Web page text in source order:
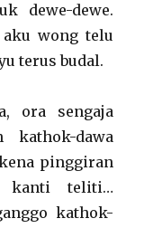
dewe-dewe.
aku wong telu
terus budal.
ora sengaja
kathok-dawa
pinggiran
kanti teliti…
kathok-